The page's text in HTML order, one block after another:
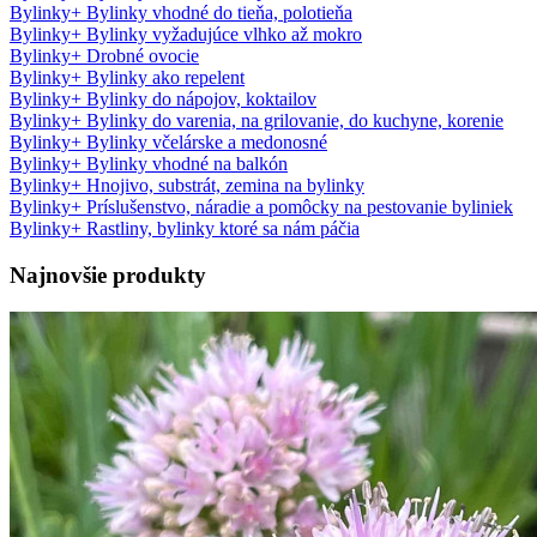
Bylinky+ Bylinky vhodné do tieňa, polotieňa
Bylinky+ Bylinky vyžadujúce vlhko až mokro
Bylinky+ Drobné ovocie
Bylinky+ Bylinky ako repelent
Bylinky+ Bylinky do nápojov, koktailov
Bylinky+ Bylinky do varenia, na grilovanie, do kuchyne, korenie
Bylinky+ Bylinky včelárske a medonosné
Bylinky+ Bylinky vhodné na balkón
Bylinky+ Hnojivo, substrát, zemina na bylinky
Bylinky+ Príslušenstvo, náradie a pomôcky na pestovanie byliniek
Bylinky+ Rastliny, bylinky ktoré sa nám páčia
Najnovšie produkty